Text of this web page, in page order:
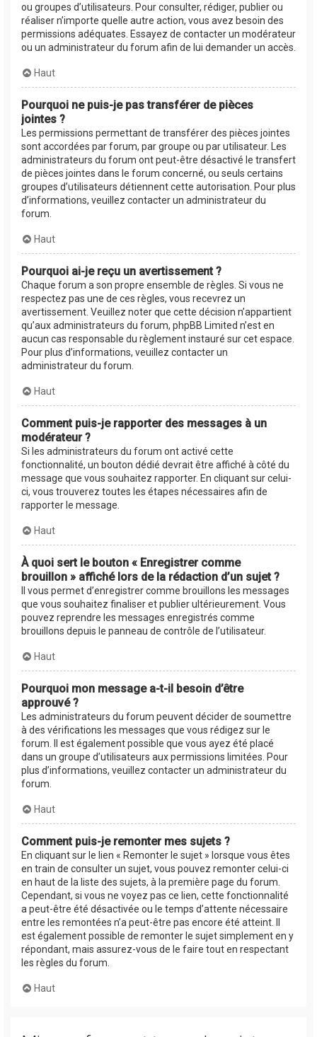
ou groupes d’utilisateurs. Pour consulter, rédiger, publier ou
réaliser n’importe quelle autre action, vous avez besoin des
permissions adéquates. Essayez de contacter un modérateur
ou un administrateur du forum afin de lui demander un accès.
Haut
Pourquoi ne puis-je pas transférer de pièces
jointes ?
Les permissions permettant de transférer des pièces jointes
sont accordées par forum, par groupe ou par utilisateur. Les
administrateurs du forum ont peut-être désactivé le transfert
de pièces jointes dans le forum concerné, ou seuls certains
groupes d’utilisateurs détiennent cette autorisation. Pour plus
d’informations, veuillez contacter un administrateur du
forum.
Haut
Pourquoi ai-je reçu un avertissement ?
Chaque forum a son propre ensemble de règles. Si vous ne
respectez pas une de ces règles, vous recevrez un
avertissement. Veuillez noter que cette décision n’appartient
qu’aux administrateurs du forum, phpBB Limited n’est en
aucun cas responsable du règlement instauré sur cet espace.
Pour plus d’informations, veuillez contacter un
administrateur du forum.
Haut
Comment puis-je rapporter des messages à un
modérateur ?
Si les administrateurs du forum ont activé cette
fonctionnalité, un bouton dédié devrait être affiché à côté du
message que vous souhaitez rapporter. En cliquant sur celui-
ci, vous trouverez toutes les étapes nécessaires afin de
rapporter le message.
Haut
À quoi sert le bouton « Enregistrer comme
brouillon » affiché lors de la rédaction d’un sujet ?
Il vous permet d’enregistrer comme brouillons les messages
que vous souhaitez finaliser et publier ultérieurement. Vous
pouvez reprendre les messages enregistrés comme
brouillons depuis le panneau de contrôle de l’utilisateur.
Haut
Pourquoi mon message a-t-il besoin d’être
approuvé ?
Les administrateurs du forum peuvent décider de soumettre
à des vérifications les messages que vous rédigez sur le
forum. Il est également possible que vous ayez été placé
dans un groupe d’utilisateurs aux permissions limitées. Pour
plus d’informations, veuillez contacter un administrateur du
forum.
Haut
Comment puis-je remonter mes sujets ?
En cliquant sur le lien « Remonter le sujet » lorsque vous êtes
en train de consulter un sujet, vous pouvez remonter celui-ci
en haut de la liste des sujets, à la première page du forum.
Cependant, si vous ne voyez pas ce lien, cette fonctionnalité
a peut-être été désactivée ou le temps d’attente nécessaire
entre les remontées n’a peut-être pas encore été atteint. Il
est également possible de remonter le sujet simplement en y
répondant, mais assurez-vous de le faire tout en respectant
les règles du forum.
Haut